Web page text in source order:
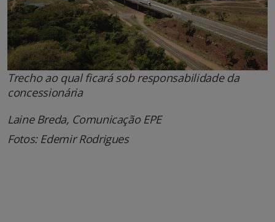
Trecho ao qual ficará sob responsabilidade da
concessionária
Laine Breda, Comunicação EPE
Fotos: Edemir Rodrigues